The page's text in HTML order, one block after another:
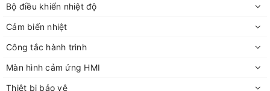
Bộ điều khiển nhiệt độ
Cảm biến nhiệt
Công tắc hành trình
Màn hình cảm ứng HMI
Thiêt bị bảo vệ